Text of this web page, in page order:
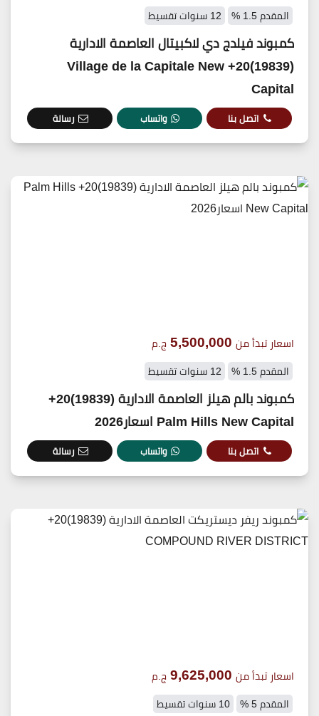
المقدم 1.5 % 12 سنوات تقسيط
كمبوند فيلدج دي لاكبيتال العاصمة الادارية
(19839)20+ Village de la Capitale New
Capital
اتصل بنا واتساب رسالة
اسعار تبدأ من 5,500,000 ج.م
المقدم 1.5 % 12 سنوات تقسيط
كمبوند بالم هيلز العاصمة الادارية (19839)20+
Palm Hills New Capital اسعار2026
اتصل بنا واتساب رسالة
اسعار تبدأ من 9,625,000 ج.م
المقدم 5 % 10 سنوات تقسيط